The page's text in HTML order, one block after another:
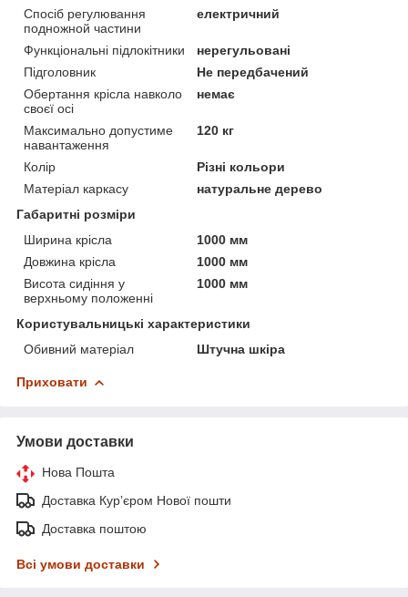
Спосіб регулювання
подножной частини
електричний
Функціональні підлокітники
нерегульовані
Підголовник
Не передбачений
Обертання крісла навколо
своєї осі
немає
Максимально допустиме
навантаження
120 кг
Колір
Різні кольори
Матеріал каркасу
натуральне дерево
Габаритні розміри
Ширина крісла
1000 мм
Довжина крісла
1000 мм
Висота сидіння у
верхньому положенні
1000 мм
Користувальницькі характеристики
Обивний матеріал
Штучна шкіра
Приховати
Умови доставки
Нова Пошта
Доставка Курʼєром Нової пошти
Доставка поштою
Всі умови доставки